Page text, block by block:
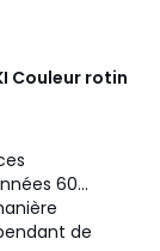
Couleur rotin
60...
de